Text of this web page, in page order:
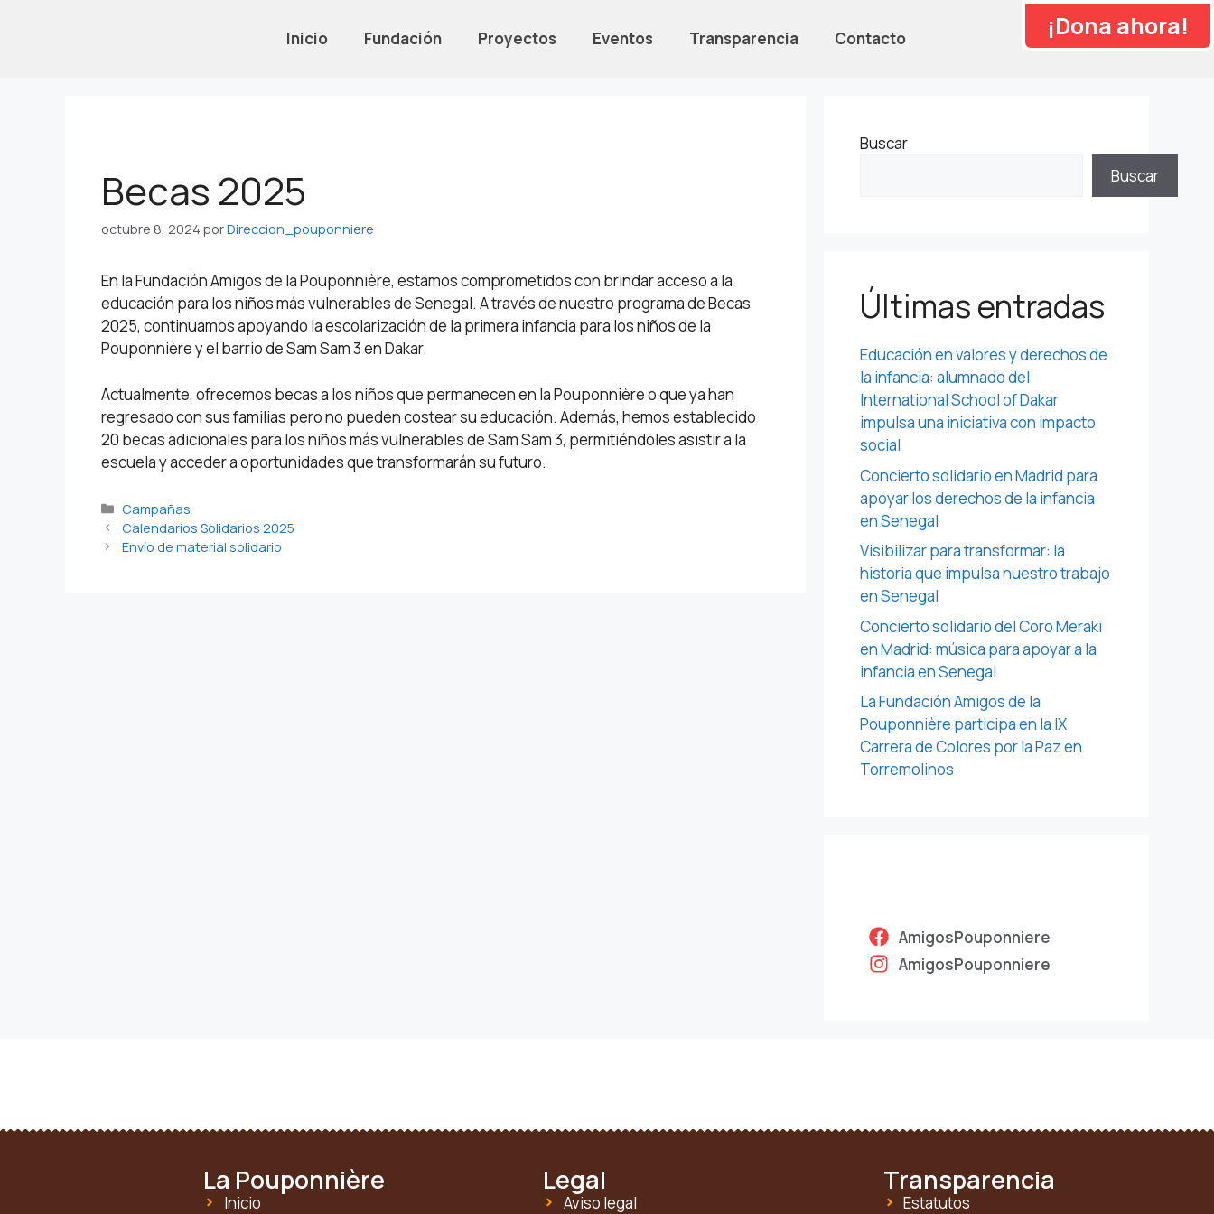
Inicio Fundación Proyectos Eventos Transparencia Contacto ¡Dona ahora!
Becas 2025
octubre 8, 2024 porDireccion_pouponniere
En la Fundación Amigos de la Pouponnière, estamos comprometidos con brindar acceso a la
educación para los niños más vulnerables de Senegal. A través de nuestro programa de Becas
2025, continuamos apoyando la escolarización de la primera infancia para los niños de la
Pouponnière y el barrio de Sam Sam 3 en Dakar.
Actualmente, ofrecemos becas a los niños que permanecen en la Pouponnière o que ya han
regresado con sus familias pero no pueden costear su educación. Además, hemos establecido
20 becas adicionales para los niños más vulnerables de Sam Sam 3, permitiéndoles asistir a la
escuela y acceder a oportunidades que transformarán su futuro.
Campañas
Calendarios Solidarios 2025
Envío de material solidario
Buscar
Buscar
Últimas entradas
Educación en valores y derechos de
la infancia: alumnado del
International School of Dakar
impulsa una iniciativa con impacto
social
Concierto solidario en Madrid para
apoyar los derechos de la infancia
en Senegal
Visibilizar para transformar: la
historia que impulsa nuestro trabajo
en Senegal
Concierto solidario del Coro Meraki
en Madrid: música para apoyar a la
infancia en Senegal
La Fundación Amigos de la
Pouponnière participa en la IX
Carrera de Colores por la Paz en
Torremolinos
AmigosPouponniere
AmigosPouponniere
La Pouponnière
Inicio
Legal
Aviso legal
Transparencia
Estatutos